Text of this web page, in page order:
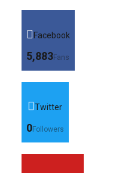
Facebook
5,883Fans
Twitter
0Followers